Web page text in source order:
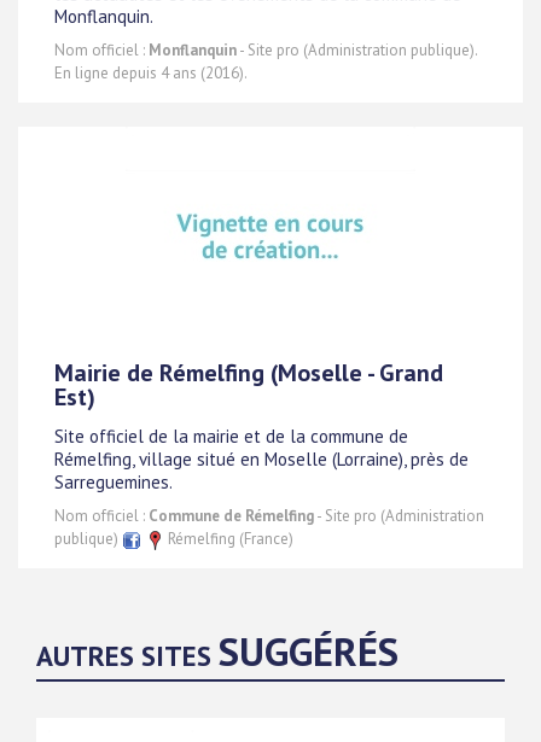
Monflanquin.
Nom officiel : Monflanquin- Site pro (Administration publique).
En ligne depuis 4 ans (2016).
Mairie de Rémelfing (Moselle - Grand
Est)
Site officiel de la mairie et de la commune de
Rémelfing, village situé en Moselle (Lorraine), près de
Sarreguemines.
Nom officiel : Commune de Rémelfing- Site pro (Administration
publique)
Rémelfing (France)
AUTRES SITES SUGGÉRÉS